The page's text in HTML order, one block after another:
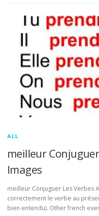
ALL
meilleur
Images
meilleur Conjuguer Les Verbes
correctement le verbe au
bien entendu). Other french